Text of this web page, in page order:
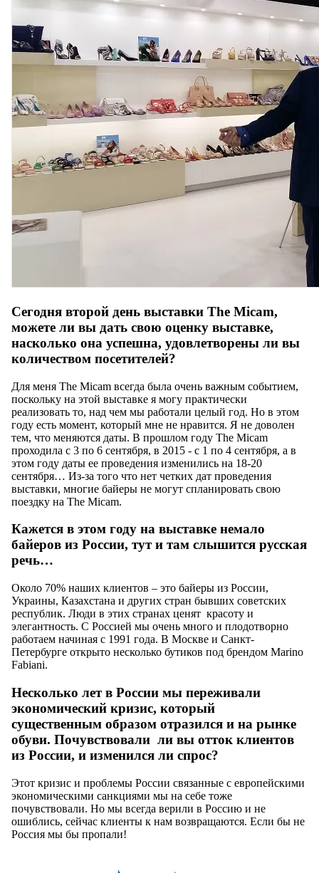
Сегодня второй день выставки The Micam,
можете ли вы дать свою оценку выставке,
насколько она успешна, удовлетворены ли вы
количеством посетителей?
Для меня The Micam всегда была очень важным событием,
поскольку на этой выставке я могу практически
реализовать то, над чем мы работали целый год. Но в этом
году есть момент, который мне не нравится. Я не доволен
тем, что меняются даты. В прошлом году The Micam
проходила с 3 по 6 сентября, в 2015 - с 1 по 4 сентября, а в
этом году даты ее проведения изменились на 18-20
сентября… Из-за того что нет четких дат проведения
выставки, многие байеры не могут спланировать свою
поездку на The Micam.
Кажется в этом году на выставке немало
байеров из России, тут и там слышится русская
речь…
Около 70% наших клиентов – это байеры из России,
Украины, Казахстана и других стран бывших советских
республик. Люди в этих странах ценят красоту и
элегантность. С Россией мы очень много и плодотворно
работаем начиная с 1991 года. В Москве и Санкт-
Петербурге открыто несколько бутиков под брендом Marino
Fabiani.
Несколько лет в России мы переживали
экономический кризис, который
существенным образом отразился и на рынке
обуви. Почувствовали ли вы отток клиентов
из России, и изменился ли спрос?
Этот кризис и проблемы России связанные с европейскими
экономическими санкциями мы на себе тоже
почувствовали. Но мы всегда верили в Россию и не
ошиблись, сейчас клиенты к нам возвращаются. Если бы не
Россия мы бы пропали!